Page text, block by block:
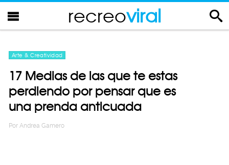
recreoviral
Arte & Creatividad
17 Medias de las que te estas
perdiendo por pensar que es
una prenda anticuada
Por Andrea Gamero